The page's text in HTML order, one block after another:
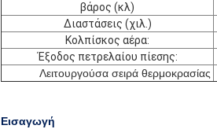
βάρος (κλ)
Διαστάσεις (χιλ.)
Κολπίσκος αέρα:
Έξοδος πετρελαίου πίεσης:
Λειτουργούσα σειρά θερμοκρασίας
Εισαγωγή